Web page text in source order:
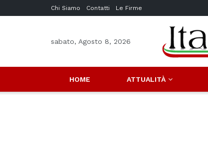
Chi Siamo Contatti Le Firme
sabato, Agosto 8, 2026
HOME ATTUALITÀ